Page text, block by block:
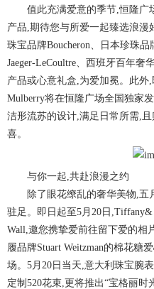
值此充满爱意的季节,恒隆广
产品,期待您与所爱一起臻选浪
珠宝品牌Boucheron、日本珍珠
Jaeger-LeCoultre、西班牙百年奢
产品或心意礼盒,为爱加冕。此外
Mulberry将在恒隆广场全国独家
洁形流苏的设计,满足日常所需,
喜。
与你一起,共赴浪漫之约
除了眼花缭乱的奢华美物,五
驻足。即日起至5月20日,Tiffany&
Wall,邀您携挚爱前往留下爱的相
履品牌Stuart Weitzman的棉花糖
场。5月20日当天,意大利珠宝腕
定制520花束,更将推出“宝格丽时